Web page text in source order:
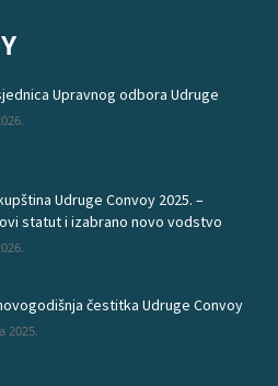
Upravnog odbora Udruge
Udruge Convoy 2025. –
statut i izabrano novo vodstvo
čestitka Udruge Convoy
2025.